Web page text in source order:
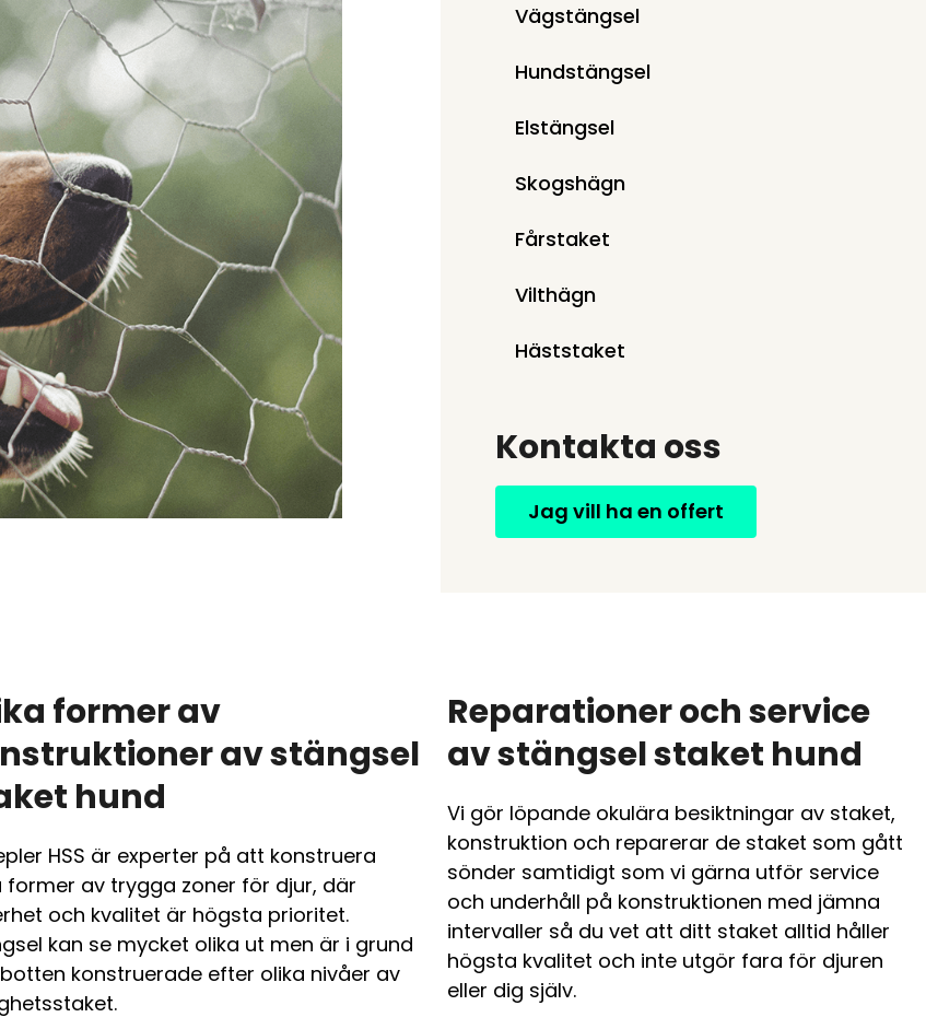
Vägstängsel
Hundstängsel
Elstängsel
Skogshägn
Fårstaket
Vilthägn
Häststaket
Kontakta oss
Jag vill ha en offert
former av
av stängsel
hund
HSS är experter på att konstruera
former av trygga zoner för djur, där
och kvalitet är högsta prioritet.
kan se mycket olika ut men är i grund
konstruerade efter olika nivåer av
Reparationer och service
av stängsel staket hund
Vi gör löpande okulära besiktningar av staket,
konstruktion och reparerar de staket som gått
sönder samtidigt som vi gärna utför service
och underhåll på konstruktionen med jämna
intervaller så du vet att ditt staket alltid håller
högsta kvalitet och inte utgör fara för djuren
eller dig själv.